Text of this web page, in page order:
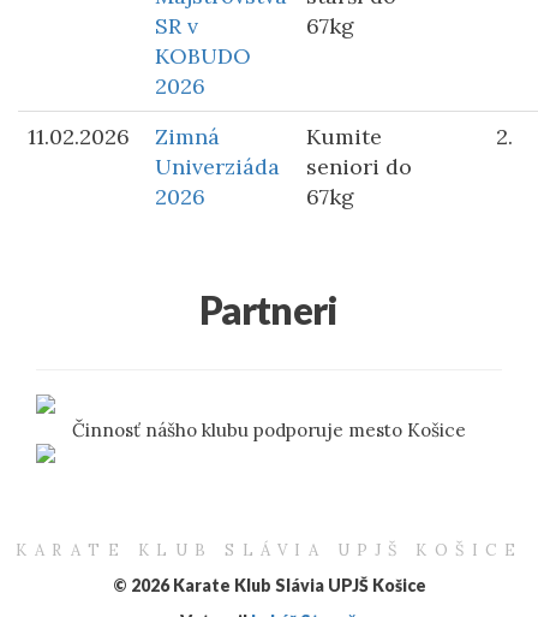
SR v
KOBUDO
2026
67kg
11.02.2026
Zimná
Univerziáda
2026
Kumite
seniori do
67kg
2.
Partneri
Činnosť nášho klubu podporuje mesto Košice
KARATE KLUB SLÁVIA UPJŠ KOŠICE
© 2026 Karate Klub Slávia UPJŠ Košice